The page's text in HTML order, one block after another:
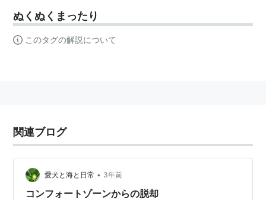
ぬくぬくまったり
このタグの解説について
関連ブログ
愛犬と海と日常 • 3年前
コンフォートゾーンからの脱却